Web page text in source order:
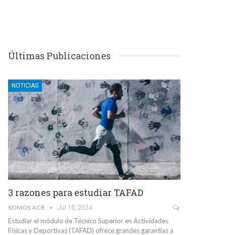
Últimas Publicaciones
NOTICIAS
3 razones para estudiar TAFAD
SOMOS ACB Jul 10, 2024
Estudiar el módulo de Técnico Superior en Actividades
Físicas y Deportivas (TAFAD) ofrece grandes garantías a